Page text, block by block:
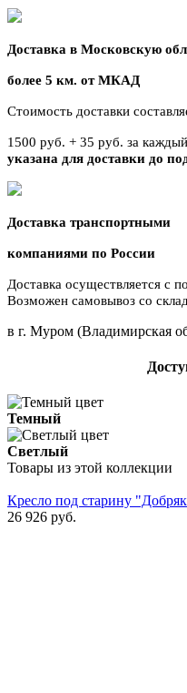
Доставка в Московскую
более 5 км. от МКАД
Стоимость доставки
1500 руб. + 35 руб. за
указана для доставки до
Доставка транспортными
компаниями по России
Доставка осуществляется с
Возможен самовывоз со
в г. Муром (Владимирская
Темный
Светлый
Товары из этой коллекции
Кресло под старину
26 926 руб.